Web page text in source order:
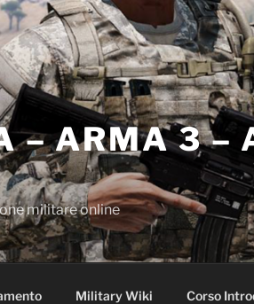
– ARMA 3 –
militare online
Military Wiki Corso